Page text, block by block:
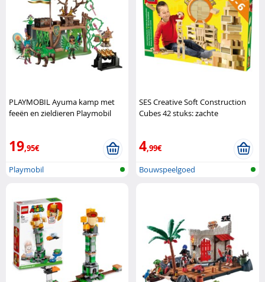
PLAYMOBIL Ayuma kamp met
feeën en zieldieren Playmobil
19,95€
Playmobil
SES Creative Soft Construction
Cubes 42 stuks: zachte
4,99€
Bouwspeelgoed